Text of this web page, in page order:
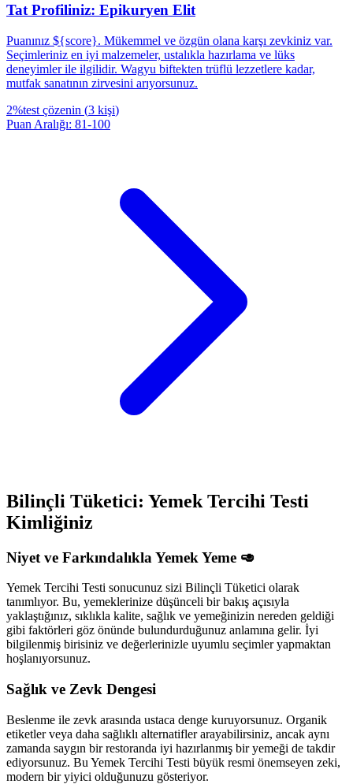
Tat Profiliniz: Epikuryen Elit
Puanınız ${score}. Mükemmel ve özgün olana karşı zevkiniz var.
Seçimleriniz en iyi malzemeler, ustalıkla hazırlama ve lüks
deneyimler ile ilgilidir. Wagyu biftekten trüflü lezzetlere kadar,
mutfak sanatının zirvesini arıyorsunuz.
2%test çözenin (3 kişi)
Puan Aralığı: 81-100
Bilinçli Tüketici: Yemek Tercihi Testi
Kimliğiniz
Niyet ve Farkındalıkla Yemek Yeme 🥑
Yemek Tercihi Testi sonucunuz sizi Bilinçli Tüketici olarak
tanımlıyor. Bu, yemeklerinize düşünceli bir bakış açısıyla
yaklaştığınız, sıklıkla kalite, sağlık ve yemeğinizin nereden geldiği
gibi faktörleri göz önünde bulundurduğunuz anlamına gelir. İyi
bilgilenmiş birisiniz ve değerlerinizle uyumlu seçimler yapmaktan
hoşlanıyorsunuz.
Sağlık ve Zevk Dengesi
Beslenme ile zevk arasında ustaca denge kuruyorsunuz. Organik
etiketler veya daha sağlıklı alternatifler arayabilirsiniz, ancak aynı
zamanda saygın bir restoranda iyi hazırlanmış bir yemeği de takdir
ediyorsunuz. Bu Yemek Tercihi Testi büyük resmi önemseyen zeki,
modern bir yiyici olduğunuzu gösteriyor.